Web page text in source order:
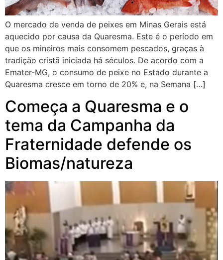
O mercado de venda de peixes em Minas Gerais está
aquecido por causa da Quaresma. Este é o período em
que os mineiros mais consomem pescados, graças à
tradição cristã iniciada há séculos. De acordo com a
Emater-MG, o consumo de peixe no Estado durante a
Quaresma cresce em torno de 20% e, na Semana […]
Começa a Quaresma e o
tema da Campanha da
Fraternidade defende os
Biomas/natureza